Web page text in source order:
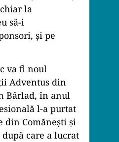
la
să-i
și pe
va fi noul
Adventus din
Bârlad, în anul
l-a purtat
din Comănești și
care a lucrat